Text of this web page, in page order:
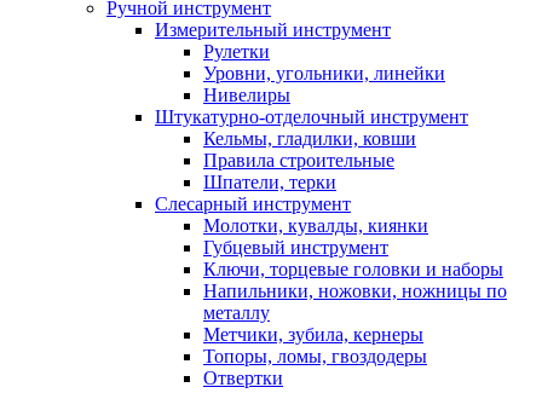
Ручной инструмент
Измерительный инструмент
Рулетки
Уровни, угольники, линейки
Нивелиры
Штукатурно-отделочный инструмент
Кельмы, гладилки, ковши
Правила строительные
Шпатели, терки
Слесарный инструмент
Молотки, кувалды, киянки
Губцевый инструмент
Ключи, торцевые головки и наборы
Напильники, ножовки, ножницы по
металлу
Метчики, зубила, кернеры
Топоры, ломы, гвоздодеры
Отвертки